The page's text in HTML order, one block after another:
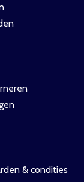
& condities